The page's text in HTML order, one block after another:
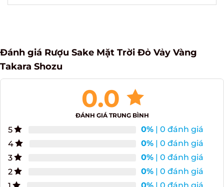
Đánh giá Rượu Sake Mặt Trời Đỏ Vảy Vàng
Takara Shozu
0.0
5 0% | 0 đánh giá
4
0% | 0 đánh giá
3
0% | 0 đánh giá
2
0% | 0 đánh giá